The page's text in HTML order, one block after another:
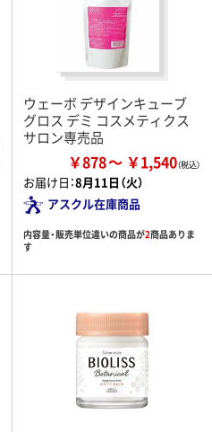
ウェーボ デザインキューブ
グロス デミ コスメティクス
サロン専売品
￥878 ￥1,540
お届け日：8月11日（火）
アスクル在庫商品
内容量・販売単位違いの商品が2商品ありま
す